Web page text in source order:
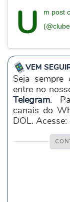
Um post
VEM
Seja
entre no
Telegram.
canais do
DOL. Acesse: